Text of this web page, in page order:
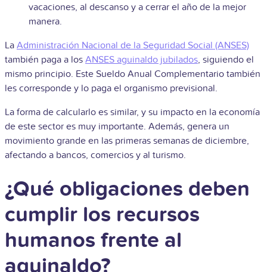
vacaciones, al descanso y a cerrar el año de la mejor
manera.
La Administración Nacional de la Seguridad Social (ANSES)
también paga a los ANSES aguinaldo jubilados, siguiendo el
mismo principio. Este Sueldo Anual Complementario también
les corresponde y lo paga el organismo previsional.
La forma de calcularlo es similar, y su impacto en la economía
de este sector es muy importante. Además, genera un
movimiento grande en las primeras semanas de diciembre,
afectando a bancos, comercios y al turismo.
¿Qué obligaciones deben
cumplir los recursos
humanos frente al
aguinaldo?